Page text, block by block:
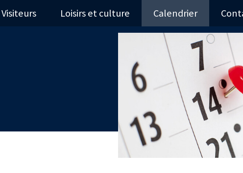
Visiteurs Loisirs et culture Calendrier